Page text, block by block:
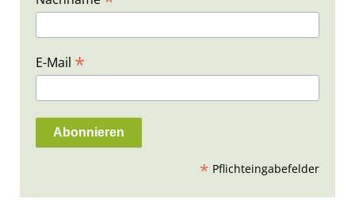
E-Mail *
* Pflichteingabefelder